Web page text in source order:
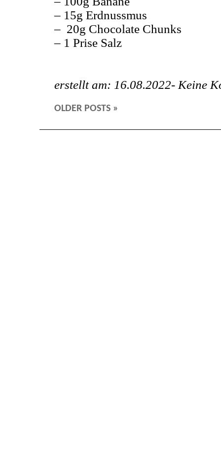
– 15g Erdnussmus
– 20g Chocolate Chunks
– 1 Prise Salz
erstellt am: 16.08.2022- Keine
OLDER POSTS »